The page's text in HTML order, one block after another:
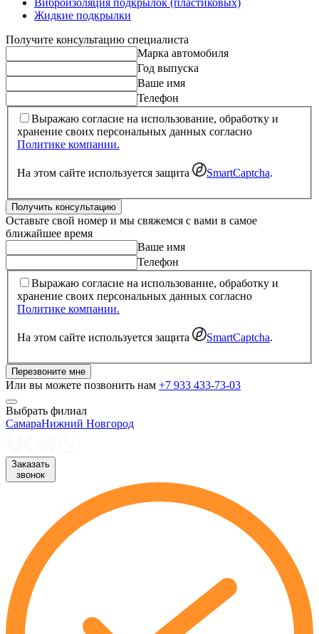
Жидкие подкрылки
Получите консультацию специалиста
Марка автомобиля
Год выпуска
Ваше имя
Телефон
Выражаю согласие на использование, обработку и
хранение своих персональных данных согласно
Политике компании.
На этом сайте используется защита SmartCaptcha.
Получить консультацию
Оставьте свой номер и мы свяжемся с вами в самое
ближайшее время
Ваше имя
Телефон
Выражаю согласие на использование, обработку и
хранение своих персональных данных согласно
Политике компании.
На этом сайте используется защита SmartCaptcha.
Перезвоните мне
Или вы можете позвонить нам +7 933 433-73-03
Выбрать филиал
СамараНижний Новгород
Заказать
звонок